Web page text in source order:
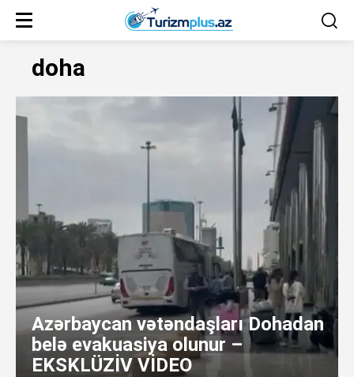
doha
Azərbaycan vətəndaşları Dohadan
belə evakuasiya olunur –
EKSKLÜZİV VİDEO